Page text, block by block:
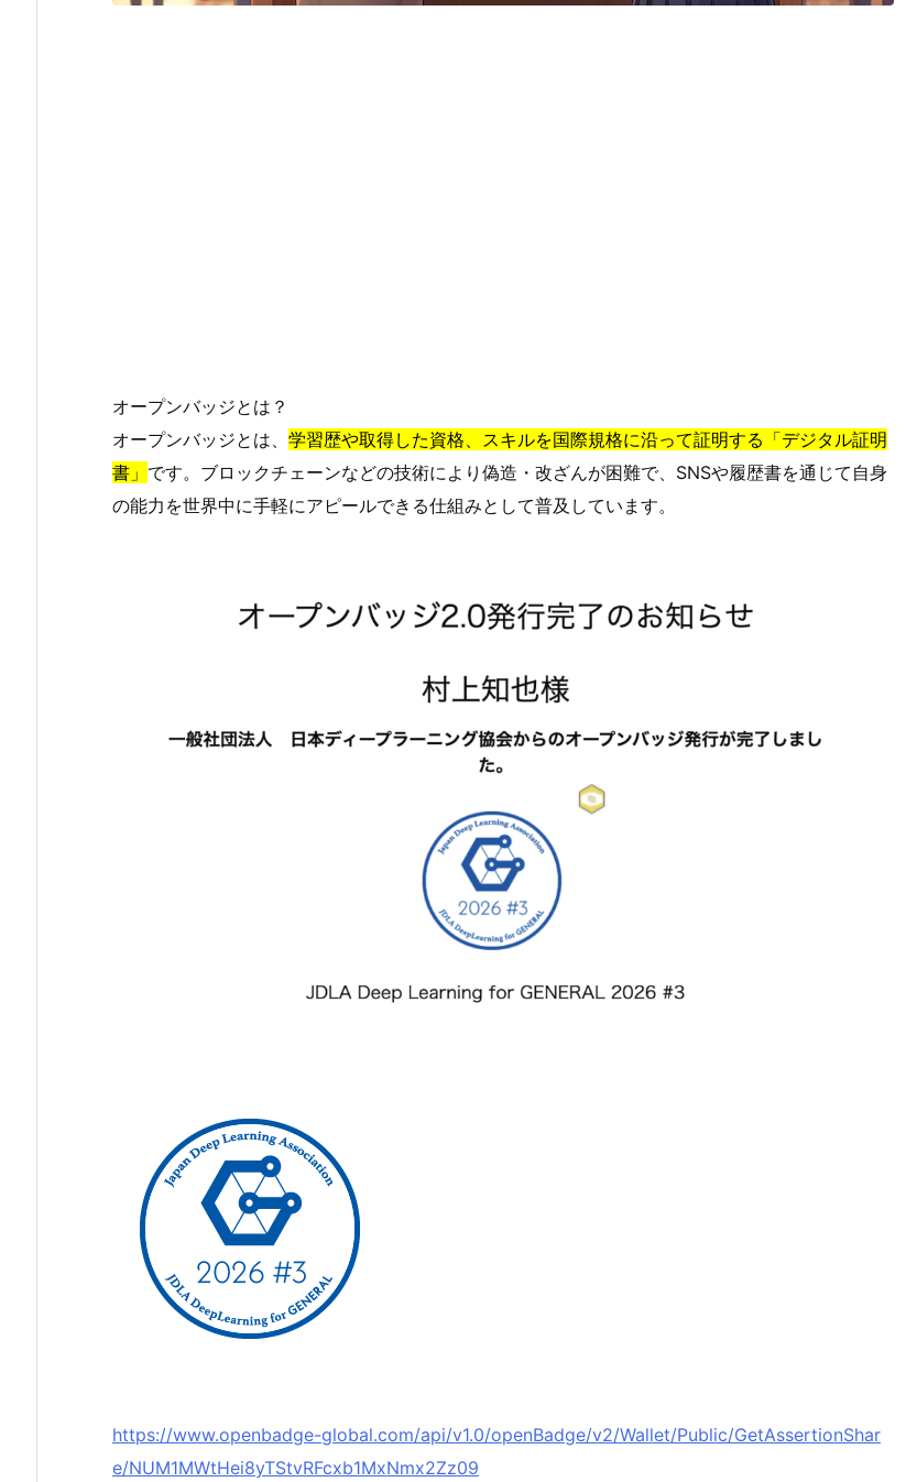
オープンバッジとは？
オープンバッジとは、 学習歴や取得した資格、スキルを国際規格に沿って証明する「デジタル証明
書」 です。ブロックチェーンなどの技術により偽造・改ざんが困難で、SNSや履歴書を通じて自身
の能力を世界中に手軽にアピールできる仕組みとして普及しています。
https://www.openbadge-global.com/api/v1.0/openBadge/v2/Wallet/Public/GetAssertionShar
e/NUM1MWtHei8yTStvRFcxb1MxNmx2Zz09